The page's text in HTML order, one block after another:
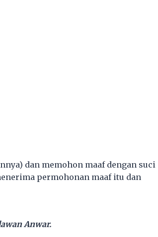
dan memohon maaf dengan suci
permohonan maaf itu dan
Anwar.